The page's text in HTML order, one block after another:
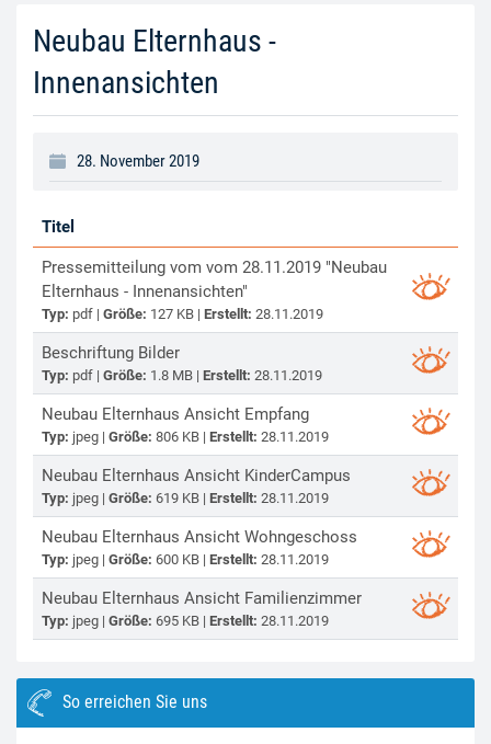
Neubau Elternhaus -
Innenansichten
28. November 2019
Titel
Pressemitteilung vom vom 28.11.2019 "Neubau
Elternhaus - Innenansichten"
Typ: pdf | Größe: 127 KB | Erstellt: 28.11.2019
Beschriftung Bilder
Typ: pdf | Größe: 1.8 MB | Erstellt: 28.11.2019
Neubau Elternhaus Ansicht Empfang
Typ: jpeg | Größe: 806 KB | Erstellt: 28.11.2019
Neubau Elternhaus Ansicht KinderCampus
Typ: jpeg | Größe: 619 KB | Erstellt: 28.11.2019
Neubau Elternhaus Ansicht Wohngeschoss
Typ: jpeg | Größe: 600 KB | Erstellt: 28.11.2019
Neubau Elternhaus Ansicht Familienzimmer
Typ: jpeg | Größe: 695 KB | Erstellt: 28.11.2019
So erreichen Sie uns